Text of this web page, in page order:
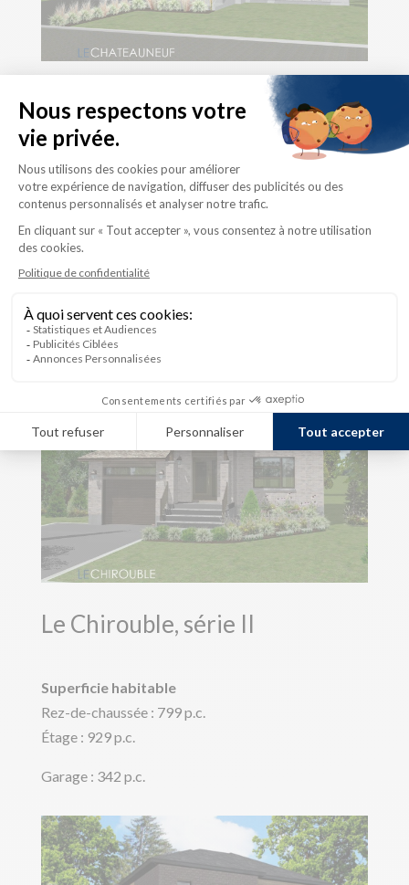
Le Châteauneuf, série II
Superficie habitable
Rez-de-chaussée : 864 p.c.
Étage : 1207 p.c.
Garage : 425 p.c.
Le Chirouble, série II
Superficie habitable
Rez-de-chaussée : 799 p.c.
Étage : 929 p.c.
Garage : 342 p.c.